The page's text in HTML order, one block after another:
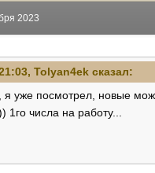
2023
Tolyan4ek сказал:
уже посмотрел, новые
1го числа на работу...